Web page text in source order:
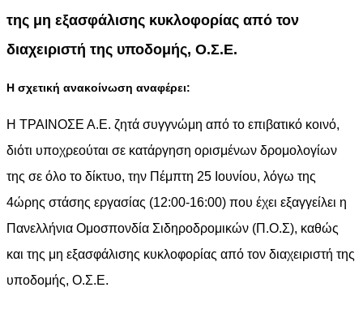
της μη εξασφάλισης κυκλοφορίας από τον
διαχειριστή της υποδομής, Ο.Σ.Ε.
Η σχετική ανακοίνωση αναφέρει:
Η ΤΡΑΙΝΟΣΕ Α.Ε. ζητά συγγνώμη από το επιβατικό κοινό,
διότι υποχρεούται σε κατάργηση ορισμένων δρομολογίων
της σε όλο το δίκτυο, την Πέμπτη 25 Ιουνίου, λόγω της
4ώρης στάσης εργασίας (12:00-16:00) που έχει εξαγγείλει η
Πανελλήνια Ομοσπονδία Σιδηροδρομικών (Π.Ο.Σ), καθώς
και της μη εξασφάλισης κυκλοφορίας από τον διαχειριστή της
υποδομής, Ο.Σ.Ε.